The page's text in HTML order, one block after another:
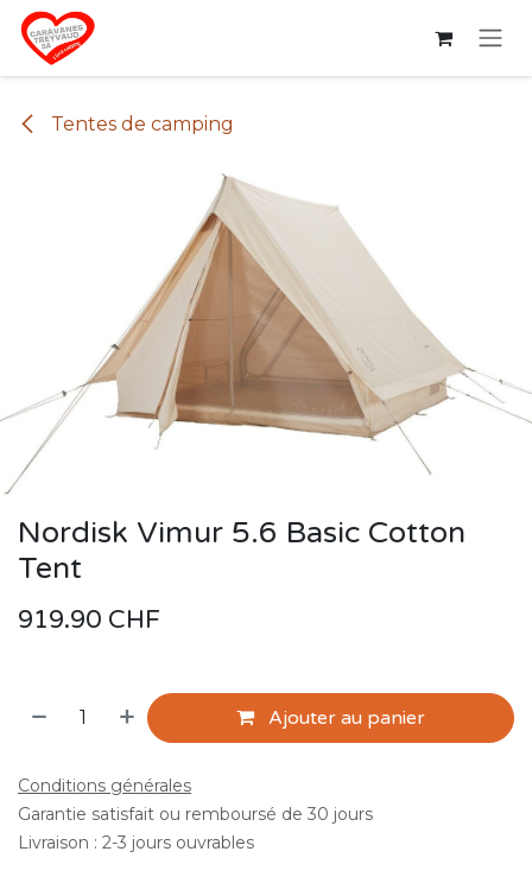
Se rendre au contenu
Tentes de camping
Nordisk Vimur 5.6 Basic Cotton
Tent
919.90 CHF
Ajouter au panier
Conditions générales
Garantie satisfait ou remboursé de 30 jours
Livraison : 2-3 jours ouvrables